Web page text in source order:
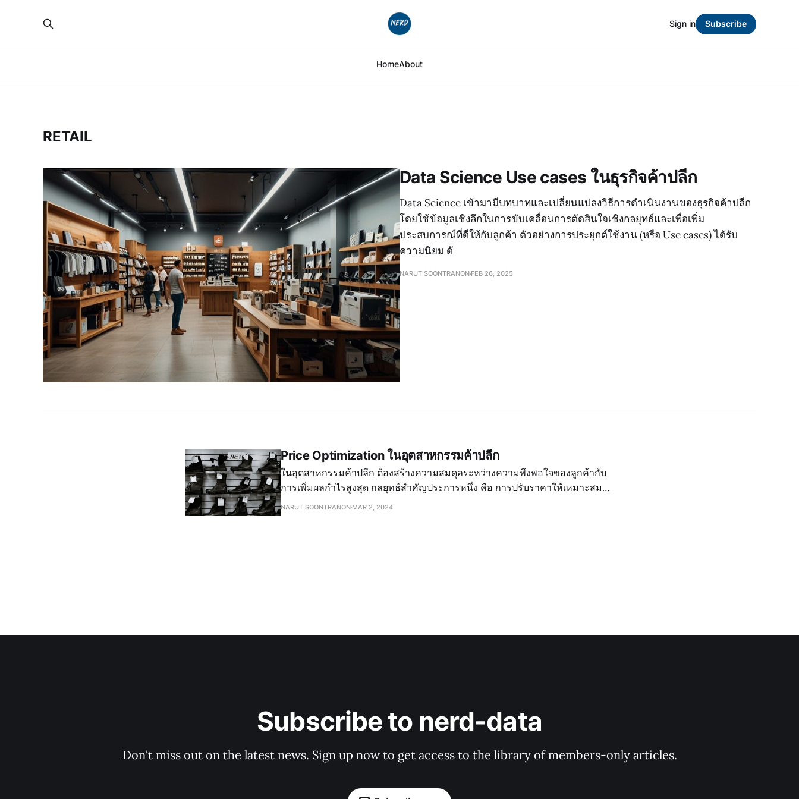
HomeAbout
Sign in Subscribe
RETAIL
Data Science Use cases ในธุรกิจค้าปลีก
Data Science เข้ามามีบทบาทและเปลี่ยนแปลงวิธีการดำเนินงานของธุรกิจค้าปลีก
โดยใช้ข้อมูลเชิงลึกในการขับเคลื่อนการตัดสินใจเชิงกลยุทธ์และเพื่อเพิ่ม
ประสบการณ์ที่ดีให้กับลูกค้า ตัวอย่างการประยุกต์ใช้งาน (หรือ Use cases) ได้รับ
ความนิยม ดั
NARUT SOONTRANON FEB 26, 2025
Price Optimization ในอุตสาหกรรมค้าปลีก
ในอุตสาหกรรมค้าปลีก ต้องสร้างความสมดุลระหว่างความพึงพอใจของลูกค้ากับ
การเพิ่มผลกำไรสูงสุด กลยุทธ์สำคัญประการหนึ่ง คือ การปรับราคาให้เหมาะสม
(Price Optimization) ใน Blog นี้จะพูดถึงการปรับราคาขายปลีกให้เหมาะสม
NARUT SOONTRANON MAR 2, 2024
Subscribe to nerd-data
Don't miss out on the latest news. Sign up now to get access to the library of members-only articles.